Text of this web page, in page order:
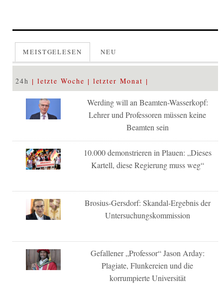
MEISTGELESEN NEU
24h letzte Woche letzter Monat
Werding will an Beamten-Wasserkopf:
Lehrer und Professoren müssen keine
Beamten sein
10.000 demonstrieren in Plauen: „Dieses
Kartell, diese Regierung muss weg“
Brosius-Gersdorf: Skandal-Ergebnis der
Untersuchungskommission
Gefallener „Professor“ Jason Arday:
Plagiate, Flunkereien und die
korrumpierte Universität